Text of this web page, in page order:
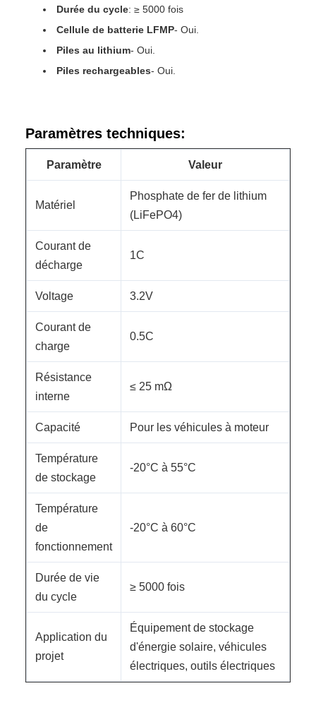
Durée du cycle: ≥ 5000 fois
Cellule de batterie LFMP- Oui.
Piles au lithium- Oui.
Piles rechargeables- Oui.
Paramètres techniques:
Paramètre Valeur
Matériel
Phosphate de fer de lithium
(LiFePO4)
Courant de
décharge
1C
Voltage 3.2V
Courant de
charge
0.5C
Résistance
interne
≤ 25 mΩ
Capacité Pour les véhicules à moteur
Température
de stockage
-20°C à 55°C
Température
de
fonctionnement
-20°C à 60°C
Durée de vie
du cycle
≥ 5000 fois
Application du
projet
Équipement de stockage
d'énergie solaire, véhicules
électriques, outils électriques